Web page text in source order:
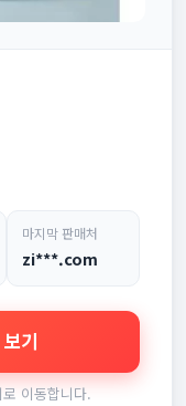
마지막 판매처
zi***.com
기
이동합니다.